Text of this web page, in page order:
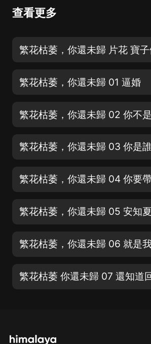
查看更多
繁花枯萎，你還未歸 01 逼婚
繁花枯萎，你還未歸 03 你是
繁花枯萎 你還未歸 07 還知道